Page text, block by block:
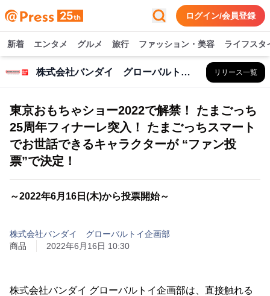
ログイン/会員登録
新着 エンタメ グルメ 旅行 ファッション・美容 ライフスタ
株式会社バンダイ グローバルトイ企画部 リリース一覧
東京おもちゃショー2022で解禁！ たまごっち
25周年フィナーレ突入！ たまごっちスマート
でお世話できるキャラクターが “ファン投
票”で決定！
～2022年6月16日(木)から投票開始～
株式会社バンダイ グローバルトイ企画部
商品
2022年6月16日 10:30
株式会社バンダイ グローバルトイ企画部は、直接触れる